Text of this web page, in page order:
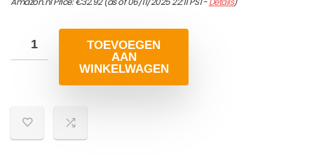
TOEVOEGEN
AAN
WINKELWAGEN